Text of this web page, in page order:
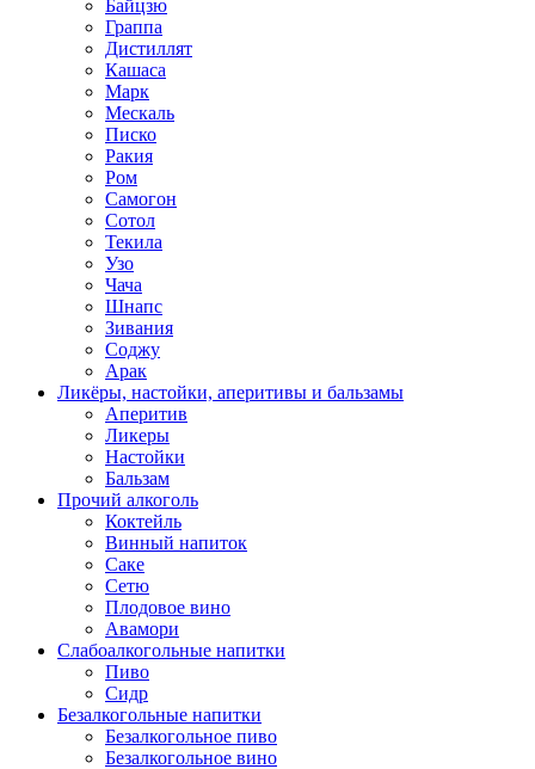
Байцзю
Граппа
Дистиллят
Кашаса
Марк
Мескаль
Писко
Ракия
Ром
Самогон
Сотол
Текила
Узо
Чача
Шнапс
Зивания
Соджу
Арак
Ликёры, настойки, аперитивы и бальзамы
Аперитив
Ликеры
Настойки
Бальзам
Прочий алкоголь
Коктейль
Винный напиток
Саке
Сетю
Плодовое вино
Авамори
Слабоалкогольные напитки
Пиво
Сидр
Безалкогольные напитки
Безалкогольное пиво
Безалкогольное вино